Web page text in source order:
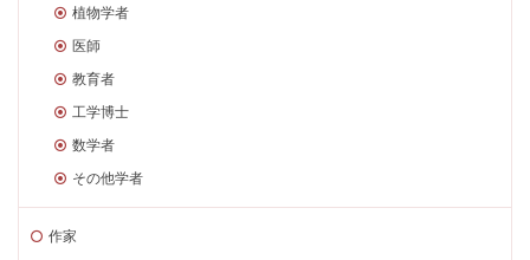
植物学者
医師
教育者
工学博士
数学者
その他学者
作家